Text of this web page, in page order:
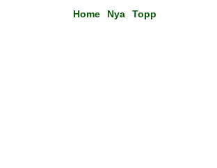
Home Nya Topp